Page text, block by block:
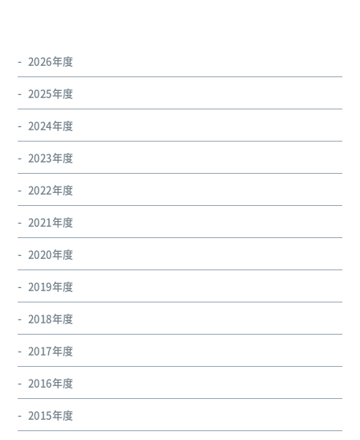
2026年度
2025年度
2024年度
2023年度
2022年度
2021年度
2020年度
2019年度
2018年度
2017年度
2016年度
2015年度